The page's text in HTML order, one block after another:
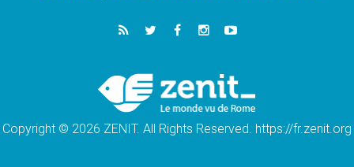
04.08.2026
Léon XIV invite les Chevaliers de Colomb à
Au Nigéria, attaques d'église, meurtre et
enlèvements de religieux suscitent l'émotion
Copyright © 2026 ZENIT. All Rights Reserved. https://fr.zenit.org